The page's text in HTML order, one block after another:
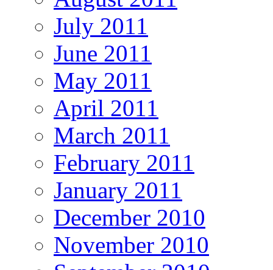
July 2011
June 2011
May 2011
April 2011
March 2011
February 2011
January 2011
December 2010
November 2010